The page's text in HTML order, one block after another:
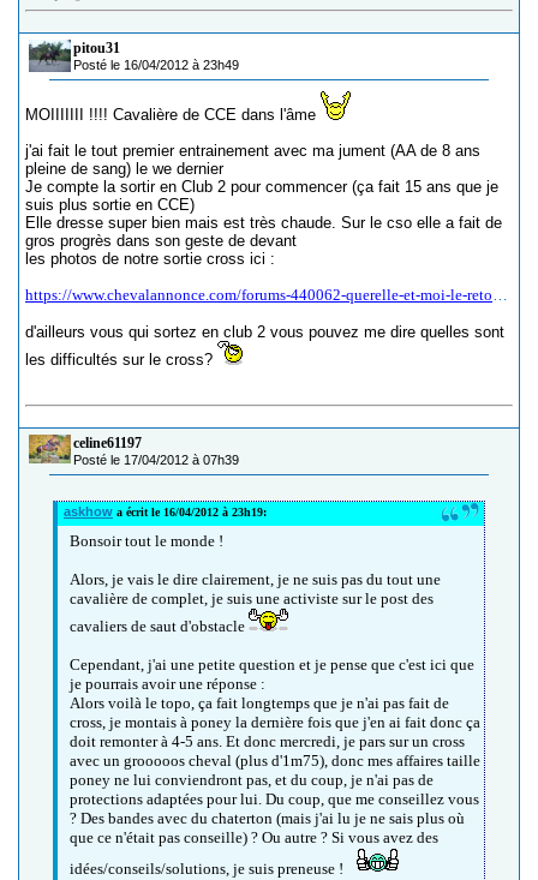
pitou31
Posté le 16/04/2012 à 23h49
MOIIIIIII !!!! Cavalière de CCE dans l'âme
j'ai fait le tout premier entrainement avec ma jument (AA de 8 ans
pleine de sang) le we dernier
Je compte la sortir en Club 2 pour commencer (ça fait 15 ans que je
suis plus sortie en CCE)
Elle dresse super bien mais est très chaude. Sur le cso elle a fait de
gros progrès dans son geste de devant
les photos de notre sortie cross ici :
https://www.chevalannonce.com/forums-440062-querelle-et-moi-le-retour-video-cours-dress-p40?p=40
d'ailleurs vous qui sortez en club 2 vous pouvez me dire quelles sont
les difficultés sur le cross?
celine61197
Posté le 17/04/2012 à 07h39
askhow a écrit le 16/04/2012 à 23h19:
Bonsoir tout le monde !
Alors, je vais le dire clairement, je ne suis pas du tout une
cavalière de complet, je suis une activiste sur le post des
cavaliers de saut d'obstacle
Cependant, j'ai une petite question et je pense que c'est ici que
je pourrais avoir une réponse :
Alors voilà le topo, ça fait longtemps que je n'ai pas fait de
cross, je montais à poney la dernière fois que j'en ai fait donc ça
doit remonter à 4-5 ans. Et donc mercredi, je pars sur un cross
avec un grooooos cheval (plus d'1m75), donc mes affaires taille
poney ne lui conviendront pas, et du coup, je n'ai pas de
protections adaptées pour lui. Du coup, que me conseillez vous
? Des bandes avec du chaterton (mais j'ai lu je ne sais plus où
que ce n'était pas conseille) ? Ou autre ? Si vous avez des
idées/conseils/solutions, je suis preneuse !